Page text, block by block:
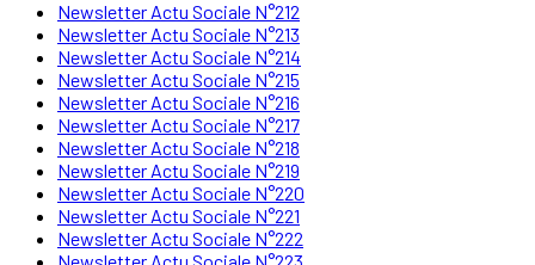
Newsletter Actu Sociale N°212
Newsletter Actu Sociale N°213
Newsletter Actu Sociale N°214
Newsletter Actu Sociale N°215
Newsletter Actu Sociale N°216
Newsletter Actu Sociale N°217
Newsletter Actu Sociale N°218
Newsletter Actu Sociale N°219
Newsletter Actu Sociale N°220
Newsletter Actu Sociale N°221
Newsletter Actu Sociale N°222